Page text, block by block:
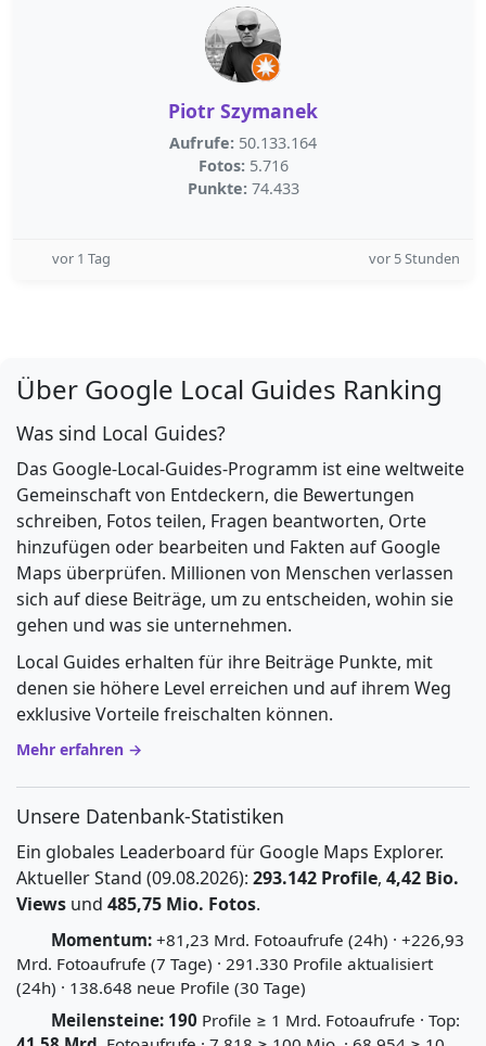
Piotr Szymanek
Aufrufe: 50.133.164
Fotos: 5.716
Punkte: 74.433
vor 1 Tag vor 5 Stunden
Über Google Local Guides Ranking
Was sind Local Guides?
Das Google-Local-Guides-Programm ist eine weltweite
Gemeinschaft von Entdeckern, die Bewertungen
schreiben, Fotos teilen, Fragen beantworten, Orte
hinzufügen oder bearbeiten und Fakten auf Google
Maps überprüfen. Millionen von Menschen verlassen
sich auf diese Beiträge, um zu entscheiden, wohin sie
gehen und was sie unternehmen.
Local Guides erhalten für ihre Beiträge Punkte, mit
denen sie höhere Level erreichen und auf ihrem Weg
exklusive Vorteile freischalten können.
Mehr erfahren →
Unsere Datenbank-Statistiken
Ein globales Leaderboard für Google Maps Explorer.
Aktueller Stand (09.08.2026): 293.142 Profile, 4,42 Bio.
Views und 485,75 Mio. Fotos.
Momentum: +81,23 Mrd. Fotoaufrufe (24h) · +226,93
Mrd. Fotoaufrufe (7 Tage) · 291.330 Profile aktualisiert
(24h) · 138.648 neue Profile (30 Tage)
Meilensteine: 190 Profile ≥ 1 Mrd. Fotoaufrufe · Top: